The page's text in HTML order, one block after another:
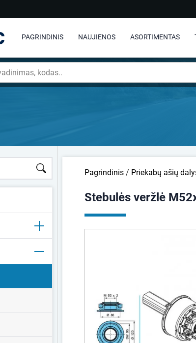
PAGRINDINIS NAUJIENOS ASORTIMENTAS
Pagrindinis / Priekabų ašių
Stebulės veržlė